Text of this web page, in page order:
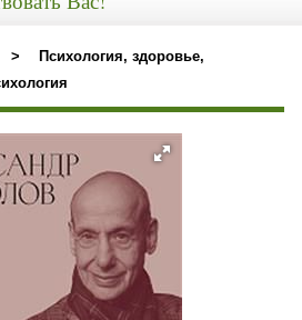
>
Психология, здоровье,